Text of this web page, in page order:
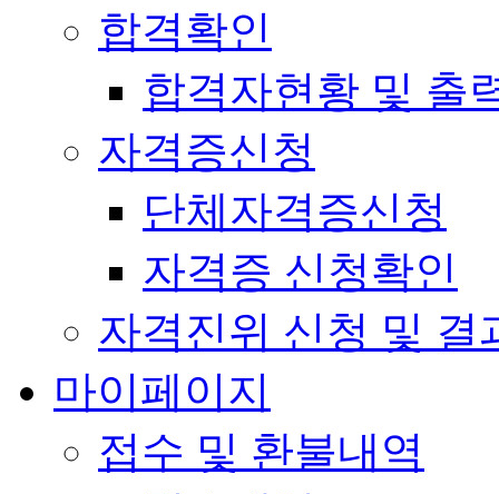
합격확인
합격자현황 및 출
자격증신청
단체자격증신청
자격증 신청확인
자격진위 신청 및 결
마이페이지
접수 및 환불내역